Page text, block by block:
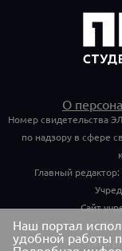
О
Номер свидетельства
по надзору в сфере
Главный
Сайт
Наш портал
удобной работы